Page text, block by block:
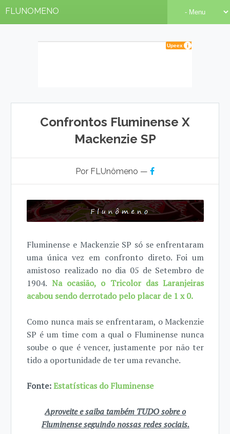
FLUNOMENO
Confrontos Fluminense X
Mackenzie SP
Por FLUnômeno —
Fluminense e Mackenzie SP só se enfrentaram
uma única vez em confronto direto. Foi um
amistoso realizado no dia 05 de Setembro de
1904. Na ocasião, o Tricolor das Laranjeiras
acabou sendo derrotado pelo placar de 1 x 0.
Como nunca mais se enfrentaram, o Mackenzie
SP é um time com a qual o Fluminense nunca
soube o que é vencer, justamente por não ter
tido a oportunidade de ter uma revanche.
Fonte:Estatísticas do Fluminense
Aproveite e saiba também TUDO sobre o
Fluminense seguindo nossas redes sociais.